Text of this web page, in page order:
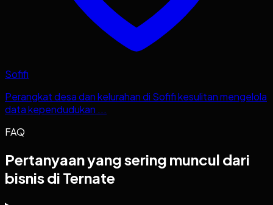
Sofifi
Perangkat desa dan kelurahan di Sofifi kesulitan mengelola
data kependudukan ...
FAQ
Pertanyaan yang sering muncul dari
bisnis di Ternate